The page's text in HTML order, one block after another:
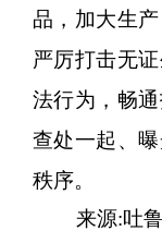
品，加大生
严厉打击无
法行为，畅
查处一起、
秩序。
来源:吐鲁